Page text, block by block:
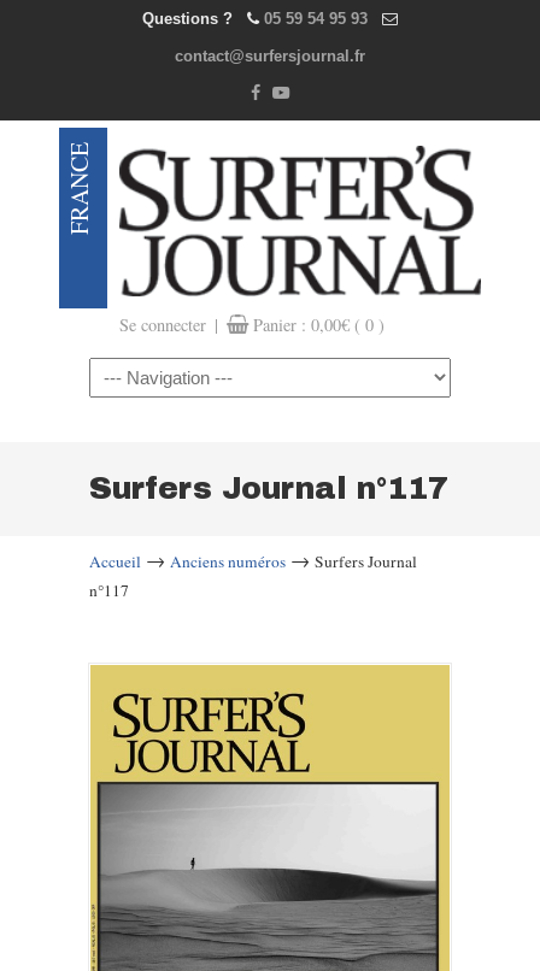
Questions ? 05 59 54 95 93
contact@surfersjournal.fr
Se connecter | Panier : 0,00€ ( 0 )
Navigation
Surfers Journal n°117
Accueil → Anciens numéros → Surfers Journal
n°117